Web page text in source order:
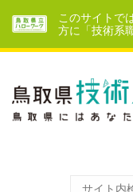
このサイトで
方に「技術系